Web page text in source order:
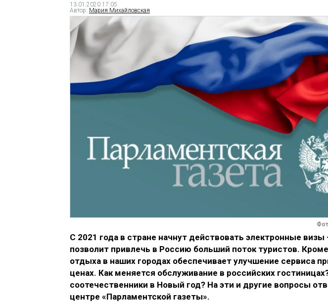
13.01.2020 17:05
Автор: Мария Михайловская
С 2021 года в стране начнут действовать электронные визы
позволит привлечь в Россию больший поток туристов.
отдыха в наших городах обеспечивает улучшение сервиса
ценах. Как меняется обслуживание в российских
соотечественники в Новый год? На эти и другие вопросы
центре «Парламентской газеты».